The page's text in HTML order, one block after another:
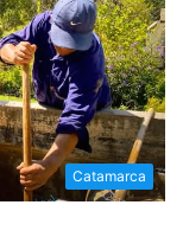
Catamarca